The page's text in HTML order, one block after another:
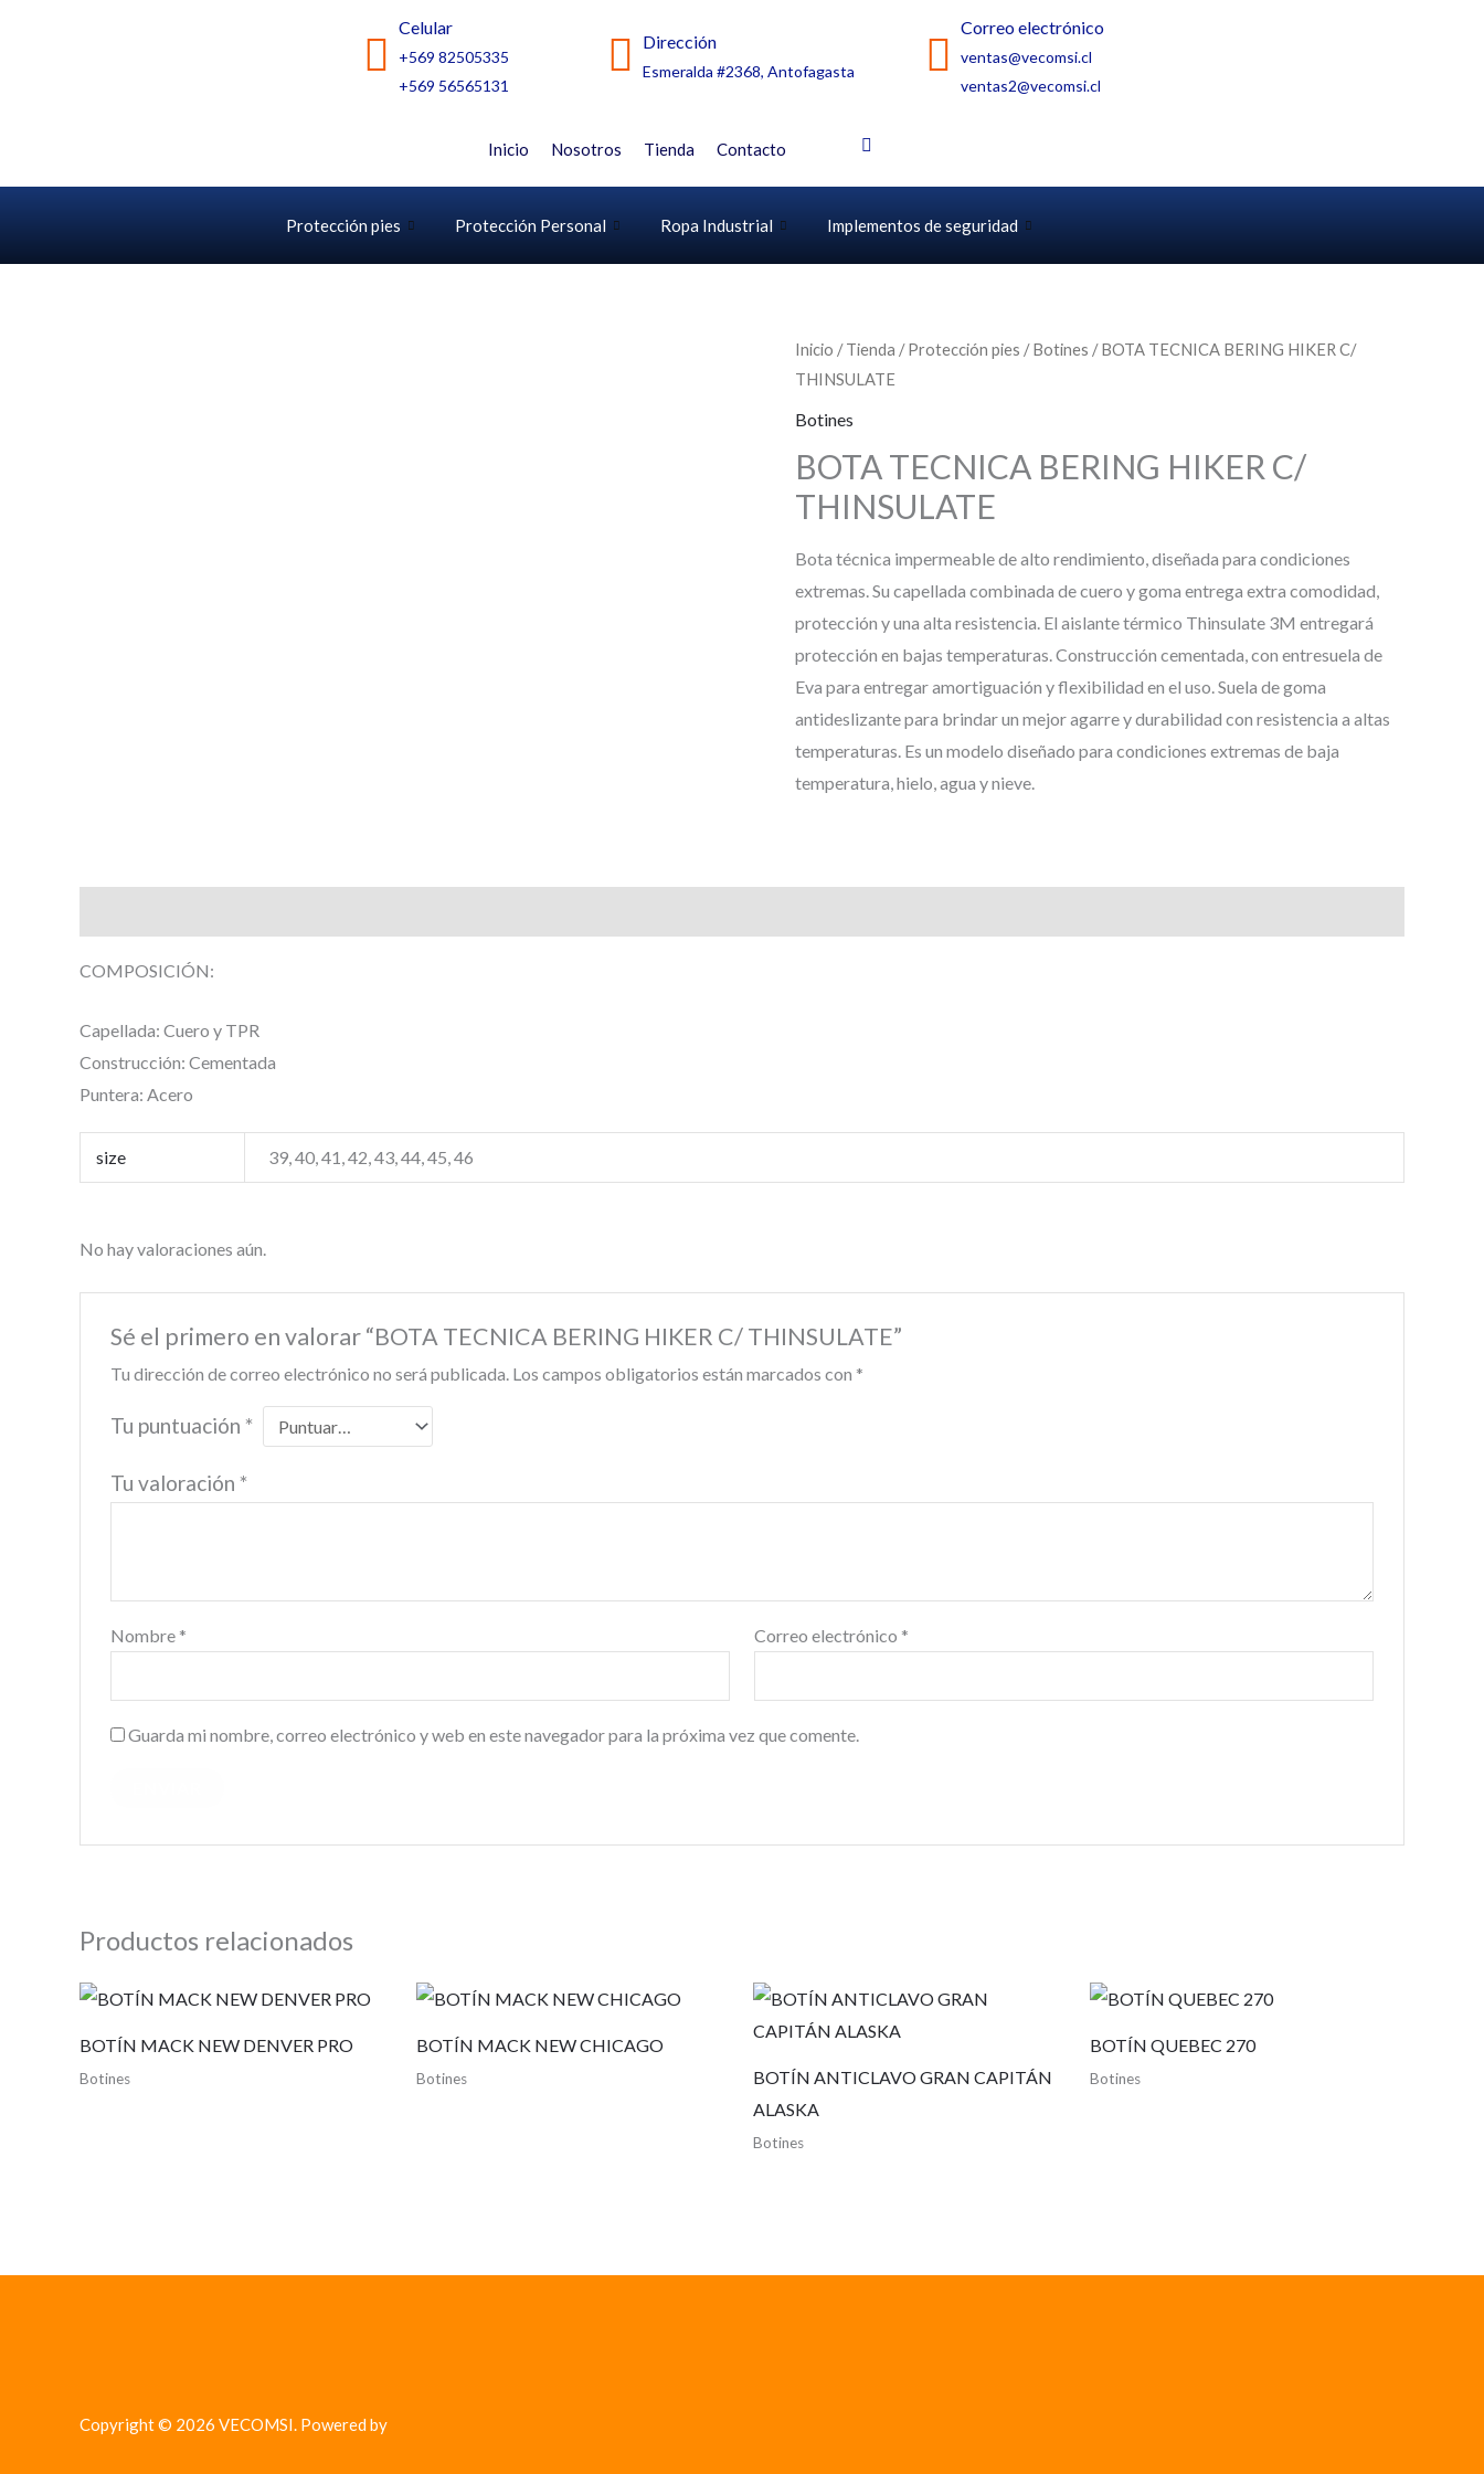
Celular
+569 82505335
+569 56565131
Dirección
Esmeralda #2368, Antofagasta
Correo electrónico
ventas@vecomsi.cl
ventas2@vecomsi.cl
Inicio Nosotros Tienda Contacto
Protección pies Protección Personal Ropa Industrial Implementos de seguridad
Inicio /Tienda /Protección pies /Botines / BOTA TECNICA BERING HIKER C/
THINSULATE
Botines
BOTA TECNICA BERING HIKER C/
THINSULATE
Bota técnica impermeable de alto rendimiento, diseñada para condiciones
extremas. Su capellada combinada de cuero y goma entrega extra comodidad,
protección y una alta resistencia. El aislante térmico Thinsulate 3M entregará
protección en bajas temperaturas. Construcción cementada, con entresuela de
Eva para entregar amortiguación y flexibilidad en el uso. Suela de goma
antideslizante para brindar un mejor agarre y durabilidad con resistencia a altas
temperaturas. Es un modelo diseñado para condiciones extremas de baja
temperatura, hielo, agua y nieve.
COMPOSICIÓN:
Capellada: Cuero y TPR
Construcción: Cementada
Puntera: Acero
size 39, 40, 41, 42, 43, 44, 45, 46
No hay valoraciones aún.
Sé el primero en valorar “BOTA TECNICA BERING HIKER C/ THINSULATE”
Tu dirección de correo electrónico no será publicada. Los campos obligatorios están marcados con *
Tu puntuación *
Tu valoración *
Nombre * Correo electrónico *
Guarda mi nombre, correo electrónico y web en este navegador para la próxima vez que comente.
Productos relacionados
BOTÍN MACK NEW DENVER PRO
Botines
BOTÍN MACK NEW CHICAGO
Botines
BOTÍN ANTICLAVO GRAN CAPITÁN
ALASKA
Botines
BOTÍN QUEBEC 270
Botines
Copyright © 2026 VECOMSI. Powered by